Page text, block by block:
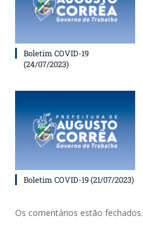
Boletim COVID-19
(24/07/2023)
Boletim COVID-19 (21/07/2023)
Os comentários estão fechados.